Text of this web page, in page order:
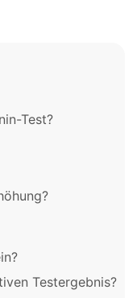
Test?
Testergebnis?